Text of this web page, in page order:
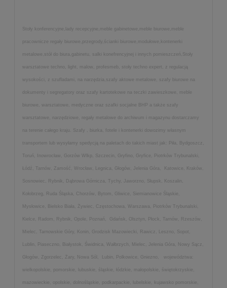
Stoły konferencyjne,lady recepcyjne,meble gabinetowe,meble biurowe,meble
pracownicze regały biurowe,przegrody,ścianki biurowe,modułowe,kontenerki
metalowe,stół do biura,gabinetu, salki konefrencyjnej i innych pomieszczeń,Stoły
warsztatowe techno, light, malow, profesmeb, stoły techno expert, z regulacją
wysokości, z szufladami, na narzędzia,szafy aktowe metalowe, szafy biurowe na
dokumenty i segregatory oraz szafy kartotekowe na teczki zawieszkowe, meble
biurowe, warsztatowe, medyczne oraz szafki socjalne BHP a także szafy
warsztatowe, narzędziowe, regały metalowe do archiwum i magazynu dostarczamy
na terenie całego kraju. Szafy , biurka, fotele i kontenerki dowozimy własnym
transportem lub wysyłamy spedycją na paletach do takich miast jak: Piła, Bydgoszcz,
Toruń, Inowrocław, Gorzów Wlkp, Szczecin, Gryfino, Gryfice, Piotrków Trybunalski,
Łódź, Tarnów, Zamość, Wrocław, Legnica, Głogów, Jelenia Góra, Katowice, Kraków,
Sosnowiec, Rybnik, Dąbrowa Górnicza, Tychy, Jaworzno, Słupsk, Koszalin,
Kołobrzeg, Ruda Śląska, Chorzów, Bytom, Gliwice, Siemianowice Śląskie,
Mysłowice, Bielsko Biała, Żywiec, Częstochowa, Warszawa, Piotrków Trybunalski,
Kielce, Radom, Rybnik, Opole, Poznań, Gdańsk, Olsztyn, Płock, Tarnów, Rzeszów,
Mielec, Tarnowskie Góry, Konin, Grodzisk Mazowiecki, Rawicz, Leszno, Sopot,
Lublin, Piaseczno, Białystok, Świdnica, Wałbrzych, Mielec, Jelenia Góra, Nowy Sącz,
Głogów, Zgorzelec, Żary, Nowa Sól, Lubin, Polkowice, Gniezno, województwa:
wielkopolskie, pomorskie, lubuskie, śląskie, łódzkie, małopolskie, świętokrzyskie,
mazowieckie, opolskie, dolnośląskie, podkarpackie, lubelskie, kujawsko pomorskie,